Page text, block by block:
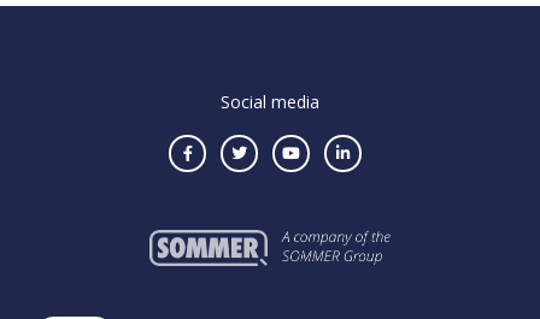
Social media